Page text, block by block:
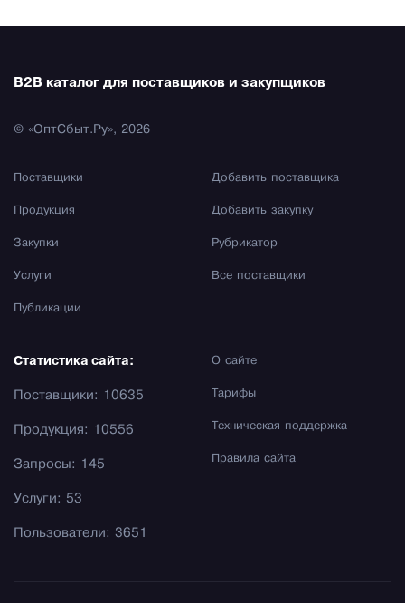
B2B каталог для поставщиков и закупщиков
© «ОптСбыт.Ру», 2026
Поставщики
Продукция
Закупки
Услуги
Публикации
Добавить поставщика
Добавить закупку
Рубрикатор
Все поставщики
О сайте
Тарифы
Техническая поддержка
Правила сайта
Статистика сайта:
Поставщики: 10635
Продукция: 10556
Запросы: 145
Услуги: 53
Пользователи: 3651